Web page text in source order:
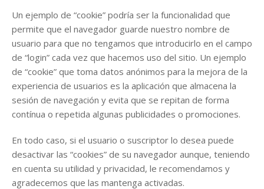
Un ejemplo de “cookie” podría ser la funcionalidad que
permite que el navegador guarde nuestro nombre de
usuario para que no tengamos que introducirlo en el campo
de “login” cada vez que hacemos uso del sitio. Un ejemplo
de “cookie” que toma datos anónimos para la mejora de la
experiencia de usuarios es la aplicación que almacena la
sesión de navegación y evita que se repitan de forma
contínua o repetida algunas publicidades o promociones.
En todo caso, si el usuario o suscriptor lo desea puede
desactivar las “cookies” de su navegador aunque, teniendo
en cuenta su utilidad y privacidad, le recomendamos y
agradecemos que las mantenga activadas.